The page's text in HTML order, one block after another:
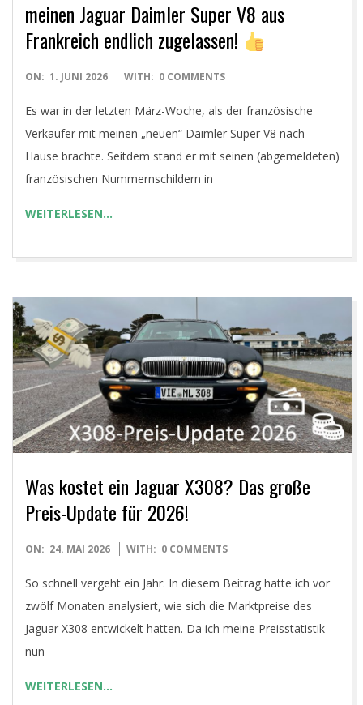
meinen Jaguar Daimler Super V8 aus
Frankreich endlich zugelassen!
2026-
ON: 1. JUNI 2026 WITH: 0 COMMENTS
Es war in der letzten März-Woche, als der französische
Verkäufer mit meinen „neuen“ Daimler Super V8 nach
Hause brachte. Seitdem stand er mit seinen (abgemeldeten)
französischen Nummernschildern in
WEITERLESEN…
Was kostet ein Jaguar X308? Das große
Preis-Update für 2026!
2026-
24
ON: 24. MAI 2026 WITH: 0 COMMENTS
So schnell vergeht ein Jahr: In diesem Beitrag hatte ich vor
zwölf Monaten analysiert, wie sich die Marktpreise des
Jaguar X308 entwickelt hatten. Da ich meine Preisstatistik
nun
WEITERLESEN…